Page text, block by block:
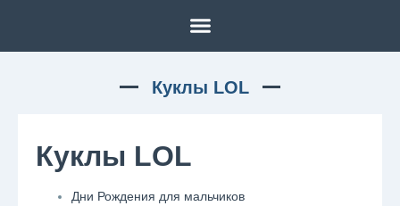
Куклы LOL
Куклы LOL
Дни Рождения для мальчиков